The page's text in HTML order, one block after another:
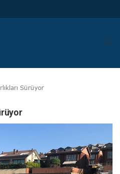
Sürüyor